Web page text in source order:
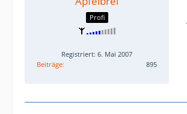
Profi
Registriert: 6. Mai 2007
Beiträge
895